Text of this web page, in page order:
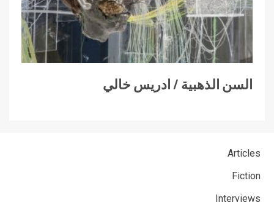
السن الذهبية / ادريس خالي
Articles
Fiction
Interviews